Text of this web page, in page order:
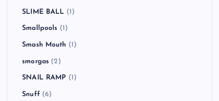
SLIME BALL (1)
Smallpools (1)
Smash Mouth (1)
smorgas (2)
SNAIL RAMP (1)
Snuff (6)